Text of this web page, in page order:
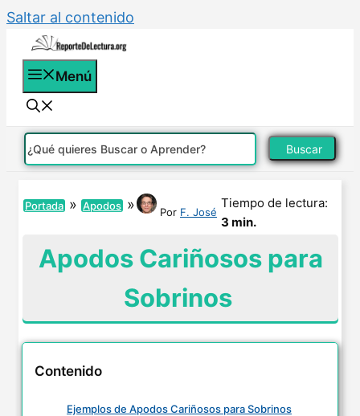
Saltar al contenido
Menú
Buscar
Portada » Apodos » Por F. José
Tiempo de lectura:
3 min.
Apodos Cariñosos para
Sobrinos
Contenido
Ejemplos de Apodos Cariñosos para Sobrinos